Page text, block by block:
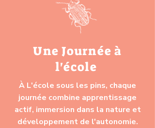
Une Journée à
l'école
À L'école sous les pins, chaque
journée combine apprentissage
actif, immersion dans la nature et
développement de l'autonomie.